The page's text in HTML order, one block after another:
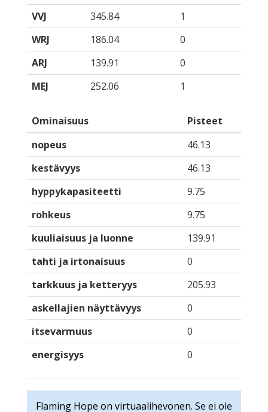
VVJ
345.84
1
WRJ
186.04
0
ARJ
139.91
0
MEJ
252.06 1
Ominaisuus
Pisteet
nopeus
46.13
kestävyys
46.13
hyppykapasiteetti
9.75
rohkeus
9.75
kuuliaisuus ja luonne
139.91
tahti ja irtonaisuus
0
tarkkuus ja ketteryys
205.93
askellajien näyttävyys
0
itsevarmuus
0
energisyys
0
Flaming Hope on virtuaalihevonen. Se ei ole